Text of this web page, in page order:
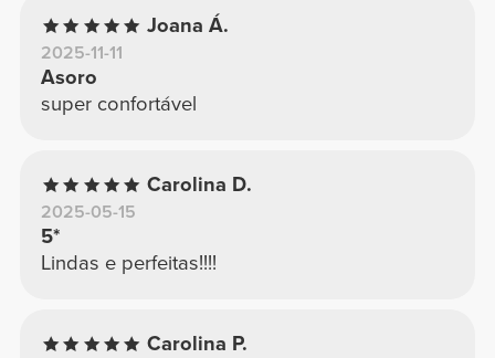
Joana Á.
2025-11-11
Asoro
super confortável
Carolina D.
2025-05-15
5*
Lindas e perfeitas!!!!
Carolina P.